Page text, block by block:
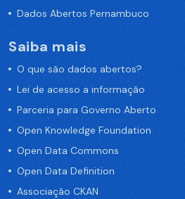
Dados Abertos Pernambuco
Saiba mais
O que são dados abertos?
Lei de acesso a informação
Parceria para Governo Aberto
Open Knowledge Foundation
Open Data Commons
Open Data Definition
Associação CKAN